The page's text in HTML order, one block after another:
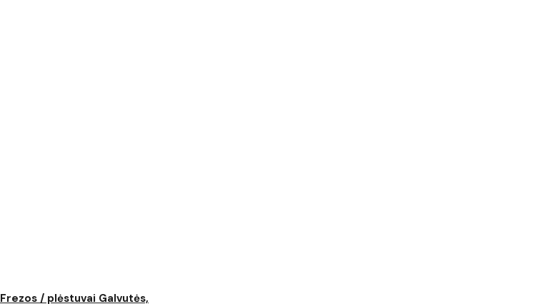
Frezos / plėstuvai Galvutės,